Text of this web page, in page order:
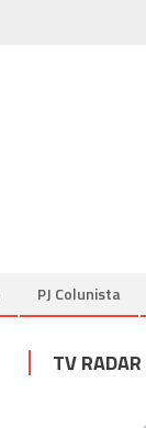
PJ Colunista
TV RADAR